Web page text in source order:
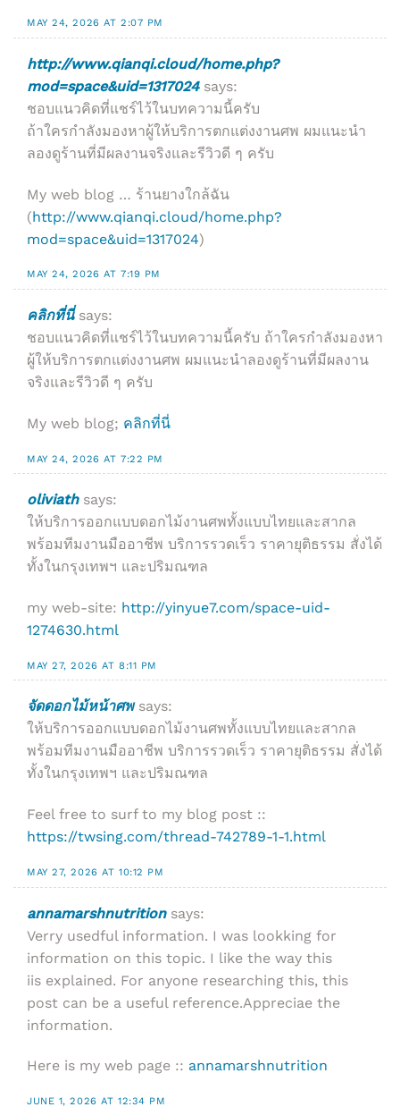
MAY 24, 2026 AT 2:07 PM
http://www.qianqi.cloud/home.php?
mod=space&uid=1317024 says:
ชอบแนวคิดที่แชร์ไว้ในบทความนี้ครับ
ถ้าใครกำลังมองหาผู้ให้บริการตกแต่งงานศพ ผมแนะนำ
ลองดูร้านที่มีผลงานจริงและรีวิวดี ๆ ครับ
My web blog … ร้านยางใกล้ฉัน
(http://www.qianqi.cloud/home.php?
mod=space&uid=1317024)
MAY 24, 2026 AT 7:19 PM
คลิกที่นี่ says:
ชอบแนวคิดที่แชร์ไว้ในบทความนี้ครับ ถ้าใครกำลังมองหา
ผู้ให้บริการตกแต่งงานศพ ผมแนะนำลองดูร้านที่มีผลงาน
จริงและรีวิวดี ๆ ครับ
My web blog; คลิกที่นี่
MAY 24, 2026 AT 7:22 PM
oliviath says:
ให้บริการออกแบบดอกไม้งานศพทั้งแบบไทยและสากล
พร้อมทีมงานมืออาชีพ บริการรวดเร็ว ราคายุติธรรม สั่งได้
ทั้งในกรุงเทพฯ และปริมณฑล
my web-site: http://yinyue7.com/space-uid-
1274630.html
MAY 27, 2026 AT 8:11 PM
จัดดอกไม้หน้าศพ says:
ให้บริการออกแบบดอกไม้งานศพทั้งแบบไทยและสากล
พร้อมทีมงานมืออาชีพ บริการรวดเร็ว ราคายุติธรรม สั่งได้
ทั้งในกรุงเทพฯ และปริมณฑล
Feel free to surf to my blog post ::
https://twsing.com/thread-742789-1-1.html
MAY 27, 2026 AT 10:12 PM
annamarshnutrition says:
Verry usedful information. I was lookking for
information on this topic. I like the way this
iis explained. For anyone researching this, this
post can be a useful reference.Appreciae the
information.
Here is my web page :: annamarshnutrition
JUNE 1, 2026 AT 12:34 PM